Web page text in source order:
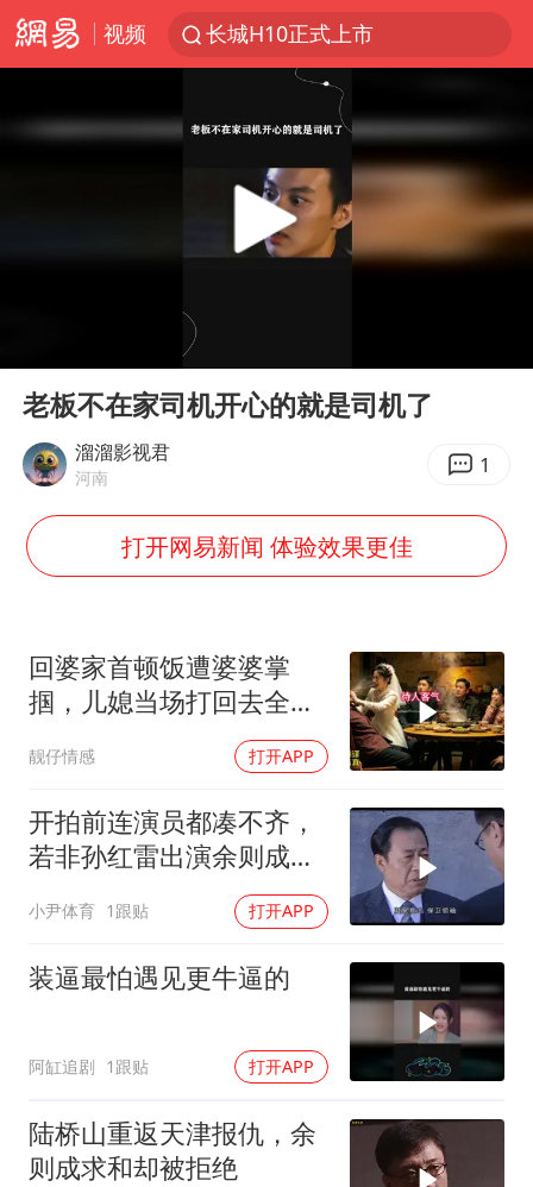
视频
长城H10正式上市
山东日照市委副书记王峰被查
印度暴发金迪普拉病毒
41岁女子为鼓励女儿考上985研究生
美国退回1000亿美元关税
80后女柜员逆袭成4200亿银行副行长
银行午休1.5小时 留个窗口行不行
李嫣近照曝光
总书记关心百姓身边这些民生大事
Play
老板不在家司机开心的就是司机了
溜溜影视君
河南 1
打开网易新闻 体验效果更佳
回婆家首顿饭遭婆婆掌
掴，儿媳当场打回去全家
靓仔情感 打开APP
开拍前连演员都凑不齐，
若非孙红雷出演余则成，
小尹体育 1跟贴 打开APP
装逼最怕遇见更牛逼的
阿缸追剧 1跟贴 打开APP
陆桥山重返天津报仇，余
则成求和却被拒绝